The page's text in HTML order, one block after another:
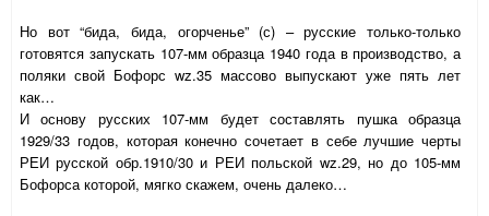
Но вот “бида, бида, огорченье” (с) –русские только-только
готовятся запускать 107-мм образца 1940 года в производство, а
поляки свой Бофорс wz.35 массово выпускают уже пять лет
как…
И основу русских 107-мм будет составлять пушка образца
1929/33 годов, которая конечно сочетает в себе лучшие черты
РЕИ русской обр.1910/30 и РЕИ польской wz.29, но до 105-мм
Бофорса которой, мягко скажем, очень далеко…